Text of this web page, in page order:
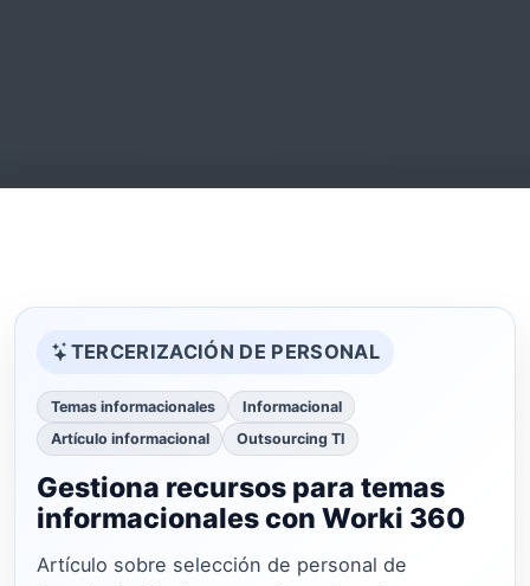
TERCERIZACIÓN DE PERSONAL
Temas informacionales
Informacional
Artículo informacional
Outsourcing TI
Gestiona recursos para temas
informacionales con Worki 360
Artículo sobre selección de personal de